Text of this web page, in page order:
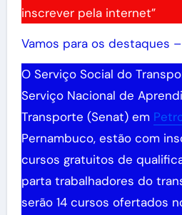
inscrever pela internet”
Vamos para os destaques –
O Serviço Social do
Serviço Nacional de
Transporte (Senat) em
Pernambuco, estão com
cursos gratuitos de
parta trabalhadores do
serão 14 cursos ofertados